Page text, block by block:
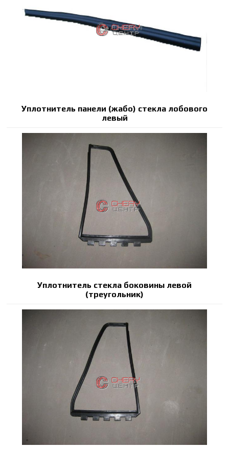
Уплотнитель панели (жабо) стекла лобового
левый
Уплотнитель стекла боковины левой
(треугольник)